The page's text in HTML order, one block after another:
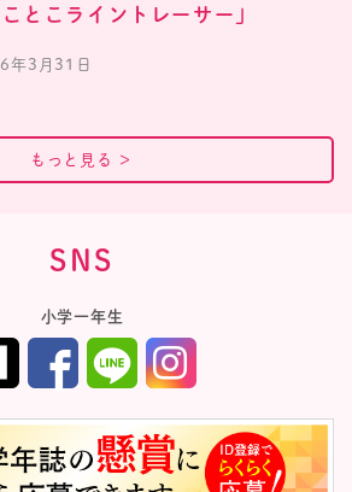
ことこライントレーサー」
年3月31日
もっと見る ＞
SNS
小学一年生